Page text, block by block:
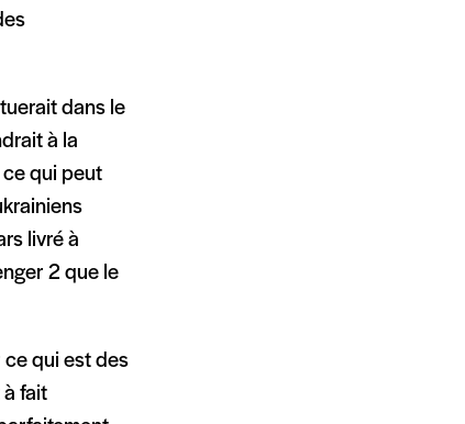
dans le
à la
ce qui peut
livré à
2 que le
ce qui est des
à fait